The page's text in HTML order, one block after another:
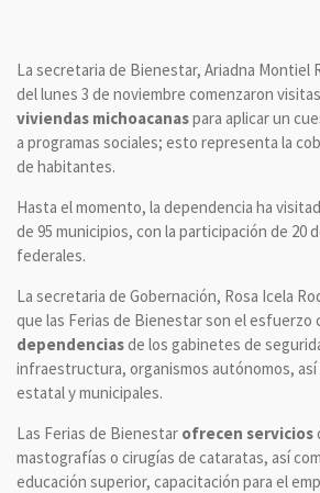
La secretaria de Bienestar, Ariadna Montiel
del lunes 3 de noviembre comenzaron
viviendas michoacanaspara aplicar un
a programas sociales; esto representa la
de habitantes.
Hasta el momento, la dependencia ha
de 95 municipios, con la participación de 20
federales.
La secretaria de Gobernación, Rosa Icela
que las Ferias de Bienestar son el esfuerzo
dependenciasde los gabinetes de
infraestructura, organismos autónomos, así
estatal y municipales.
Las Ferias de Bienestar ofrecen servicios
mastografías o cirugías de cataratas, así
educación superior, capacitación para el